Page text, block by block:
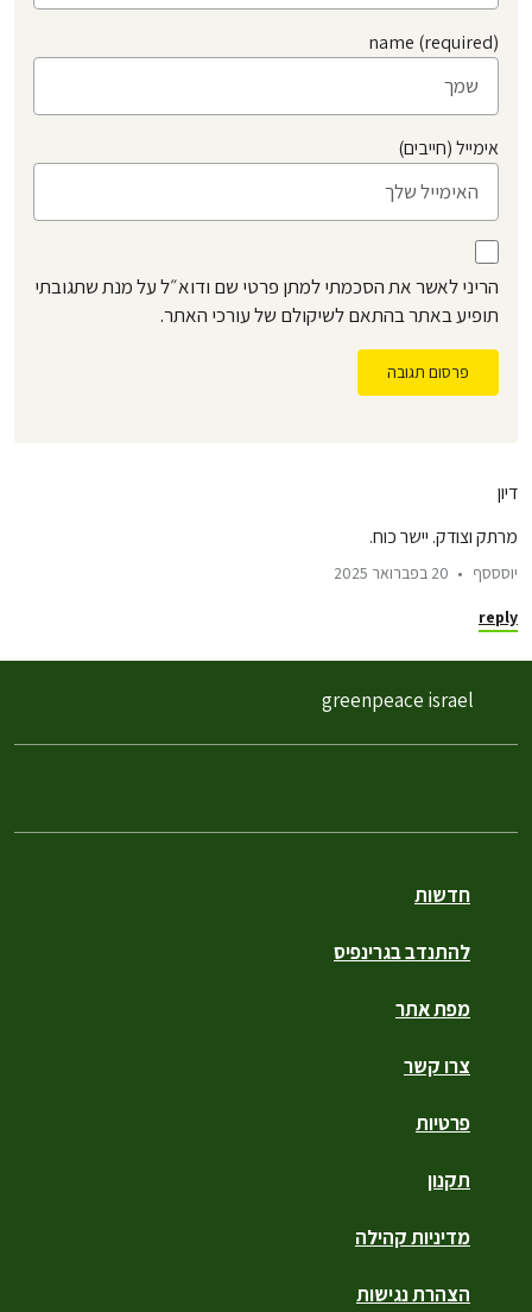
name (required)
אימייל (חייבים)
הריני לאשר את הסכמתי למתן פרטי שם ודוא״ל על מנת שתגובתי
תופיע באתר בהתאם לשיקולם של עורכי האתר.
פרסום תגובה
דיון
מרתק וצודק. יישר כוח.
יוסססף 20 בפברואר 2025
reply
חדשות
להתנדב בגרינפיס
מפת אתר
צרו קשר
פרטיות
תקנון
מדיניות קהילה
הצהרת נגישות